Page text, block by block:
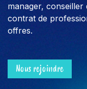
manager,
contrat de
offres.
Nous rejoindre